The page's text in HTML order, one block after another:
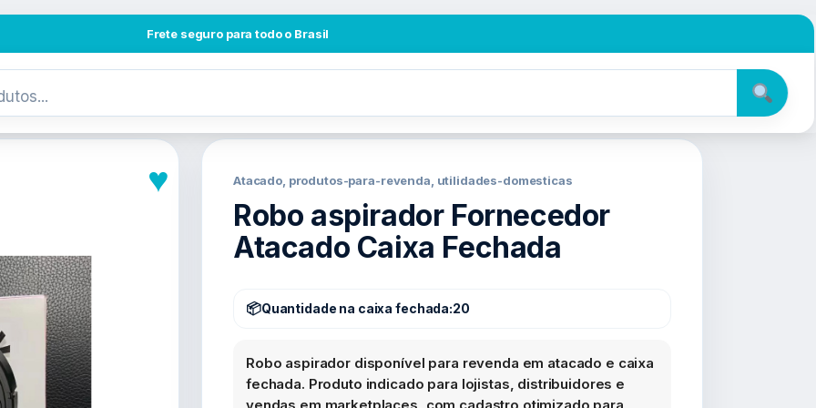
Frete seguro para todo o Brasil
♥ Atacado, produtos-para-revenda, utilidades-domesticas
Robo aspirador Fornecedor
Atacado Caixa Fechada
Quantidade na caixa fechada:20
Robo aspirador disponível para revenda em atacado e caixa
fechada. Produto indicado para lojistas, distribuidores e